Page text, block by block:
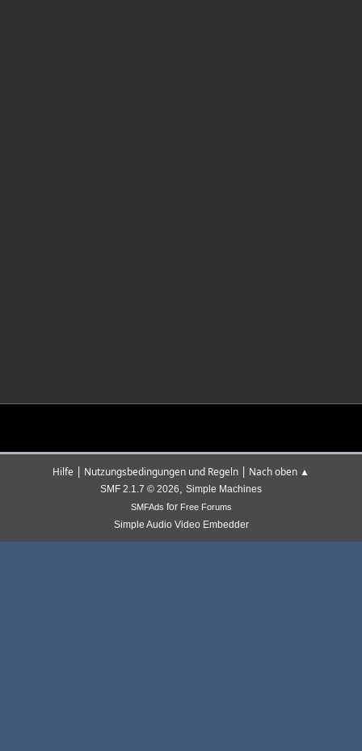
Hilfe | Nutzungsbedingungen und Regeln | Nach oben ▲
SMF 2.1.7 © 2026, Simple Machines
SMFAds for Free Forums
Simple Audio Video Embedder